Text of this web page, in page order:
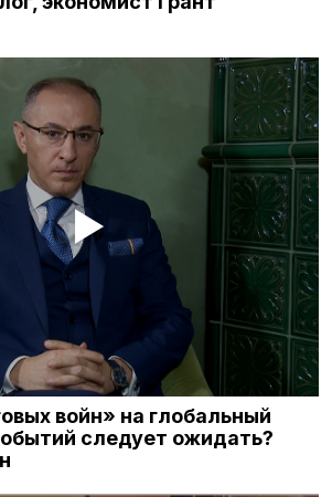
войн» на глобальный
следует ожидать?